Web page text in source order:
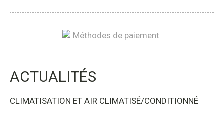
ACTUALITÉS
CLIMATISATION ET AIR CLIMATISÉ/CONDITIONNÉ